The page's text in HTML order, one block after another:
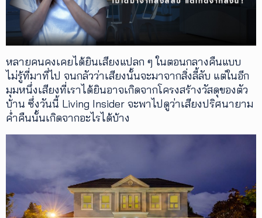
เพิ่ม
เติม
เรา
เงื่อนไข
การ
ให้
บริการ
ดาวน์
โหลด
หลายคนคงเคยได้ยินเสียงแปลก ๆ ในตอนกลางคืนแบบ
ไม่รู้ที่มาที่ไป จนกลัวว่าเสียงนั้นจะมาจากสิ่งลี้ลับ แต่ในอีก
มุมหนึ่งเสียงที่เราได้ยินอาจเกิดจากโครงสร้างวัสดุของตัว
บ้าน ซึ่งวันนี้ Living Insider จะพาไปดูว่าเสียงปริศนายาม
ค่ำคืนนั้นเกิดจากอะไรได้บ้าง